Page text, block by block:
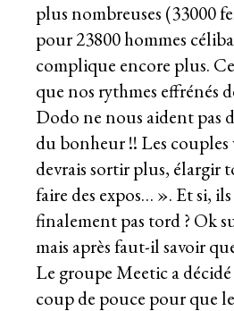
plus nombreuses (33000
pour 23800 hommes
complique encore plus.
que nos rythmes effrénés
Dodo ne nous aident pas
du bonheur !! Les
devrais sortir plus, élargir
faire des expos… ». Et si,
finalement pas tord ? Ok
mais après faut-il savoir
Le groupe Meetic a
coup de pouce pour que